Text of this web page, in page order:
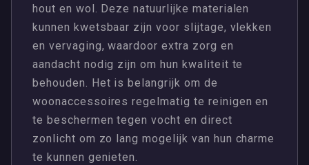
hout en wol. Deze natuurlijke materialen
kunnen kwetsbaar zijn voor slijtage, vlekken
en vervaging, waardoor extra zorg en
aandacht nodig zijn om hun kwaliteit te
behouden. Het is belangrijk om de
woonaccessoires regelmatig te reinigen en
te beschermen tegen vocht en direct
zonlicht om zo lang mogelijk van hun charme
te kunnen genieten.